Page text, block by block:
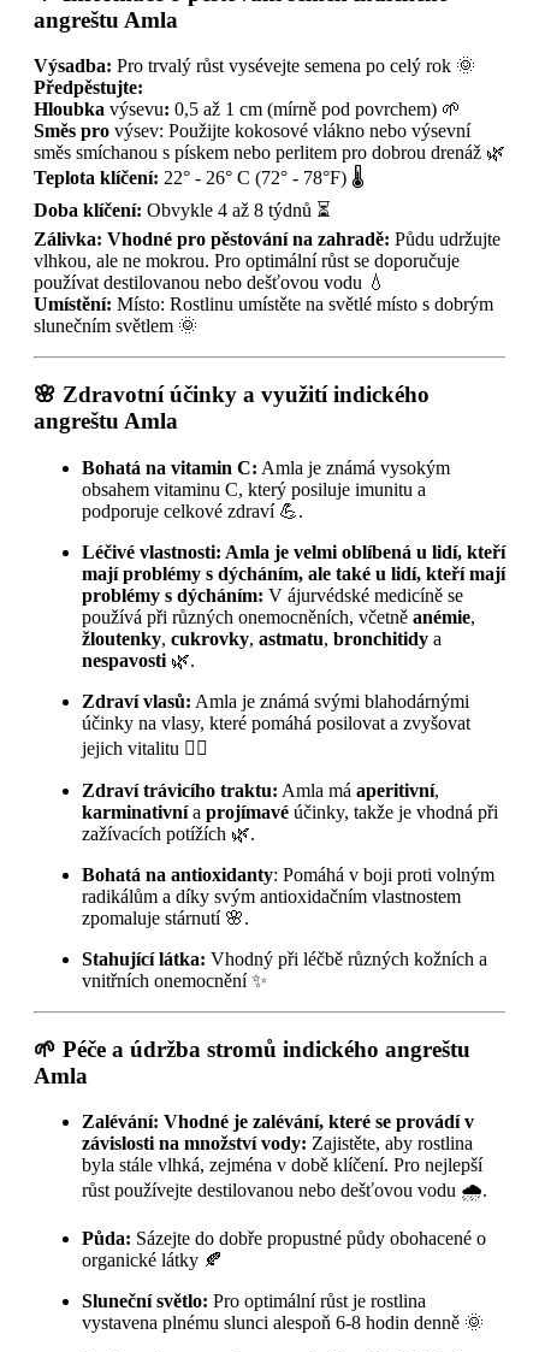
angreštu Amla
Výsadba: Pro trvalý růst vysévejte semena po celý rok 🌞
Předpěstujte:
Hloubka výsevu: 0,5 až 1 cm (mírně pod povrchem) 🌱
Směs pro výsev: Použijte kokosové vlákno nebo výsevní
směs smíchanou s pískem nebo perlitem pro dobrou drenáž 🌿
Teplota klíčení: 22° - 26° C (72° - 78°F) 🌡️
Doba klíčení: Obvykle 4 až 8 týdnů ⏳
Zálivka: Vhodné pro pěstování na zahradě: Půdu udržujte
vlhkou, ale ne mokrou. Pro optimální růst se doporučuje
používat destilovanou nebo dešťovou vodu 💧
Umístění: Místo: Rostlinu umístěte na světlé místo s dobrým
slunečním světlem 🌞
🌸 Zdravotní účinky a využití indického
angreštu Amla
Bohatá na vitamin C: Amla je známá vysokým
obsahem vitaminu C, který posiluje imunitu a
podporuje celkové zdraví 💪.
Léčivé vlastnosti: Amla je velmi oblíbená u lidí, kteří
mají problémy s dýcháním, ale také u lidí, kteří mají
problémy s dýcháním: V ájurvédské medicíně se
používá při různých onemocněních, včetně anémie,
žloutenky, cukrovky, astmatu, bronchitidy a
nespavosti 🌿.
Zdraví vlasů: Amla je známá svými blahodárnými
účinky na vlasy, které pomáhá posilovat a zvyšovat
jejich vitalitu 💇‍♀️
Zdraví trávicího traktu: Amla má aperitivní,
karminativnía projímavé účinky, takže je vhodná při
zažívacích potížích 🌿.
Bohatá na antioxidanty: Pomáhá v boji proti volným
radikálům a díky svým antioxidačním vlastnostem
zpomaluje stárnutí 🌸.
Stahující látka: Vhodný při léčbě různých kožních a
vnitřních onemocnění ✨
🌱 Péče a údržba stromů indického angreštu
Amla
Zalévání: Vhodné je zalévání, které se provádí v
závislosti na množství vody: Zajistěte, aby rostlina
byla stále vlhká, zejména v době klíčení. Pro nejlepší
růst používejte destilovanou nebo dešťovou vodu 🌧️.
Půda: Sázejte do dobře propustné půdy obohacené o
organické látky 🍂
Sluneční světlo: Pro optimální růst je rostlina
vystavena plnému slunci alespoň 6-8 hodin denně 🌞